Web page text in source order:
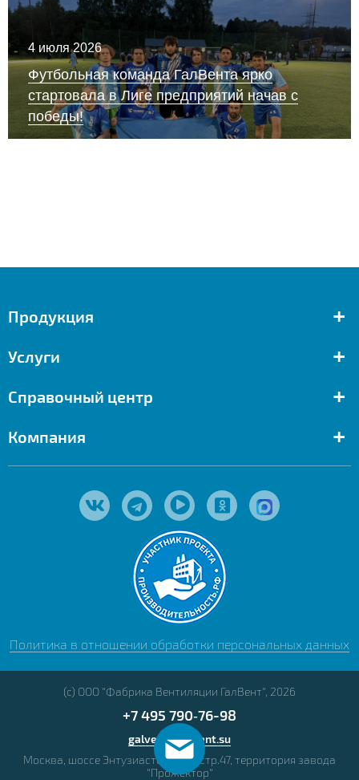
4 июля 2026
Футбольная команда ГалВента ярко
стартовала в Лиге предприятий начав с
победы!
Продукция +
Услуги +
Справочный центр +
Компания +
Политика в отношении обработки персональных данных
(с) ООО "Фабрика Вентиляции ГалВент", 2026
+7 495 790‑76-98
galvent@galvent.su
Москва, шоссе Энтузиастов, д.56, стр.47, территория завода
"Прожектор"